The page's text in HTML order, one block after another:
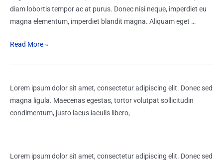
diam lobortis tempor ac at purus. Donec nisi neque, imperdiet eu
magna elementum, imperdiet blandit magna. Aliquam eget …
Read More »
Lorem ipsum dolor sit amet, consectetur adipiscing elit. Donec sed
magna ligula. Maecenas egestas, tortor volutpat sollicitudin
condimentum, justo lacus iaculis libero,
Lorem ipsum dolor sit amet, consectetur adipiscing elit. Donec sed